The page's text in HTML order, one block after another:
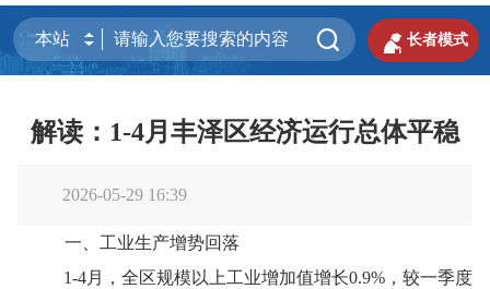
  长者模式
解读：1-4月丰泽区经济运行总体平稳
2026-05-29 16:39
一 工业生产增势回落
1-4月
，全区规模以上工业增加值增长0.9%，较一季度